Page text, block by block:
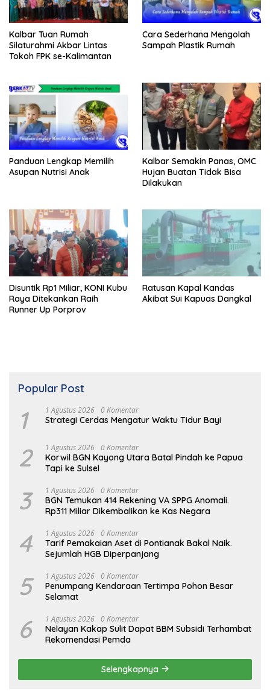
Kalbar Tuan Rumah
Silaturahmi Akbar Lintas
Tokoh FPK se-Kalimantan
Cara Sederhana Mengolah
Sampah Plastik Rumah
Panduan Lengkap Memilih
Asupan Nutrisi Anak
Kalbar Semakin Panas, OMC
Hujan Buatan Tidak Bisa
Dilakukan
Disuntik Rp1 Miliar, KONI Kubu
Raya Ditekankan Raih
Runner Up Porprov
Ratusan Kapal Kandas
Akibat Sui Kapuas Dangkal
Popular Post
1 1 Agustus 2026 0 Komentar
Strategi Cerdas Mengatur Waktu Tidur Bayi
2 1 Agustus 2026 0 Komentar
Korwil BGN Kayong Utara Batal Pindah ke Papua
Tapi ke Sulsel
3 1 Agustus 2026 0 Komentar
BGN Temukan 414 Rekening VA SPPG Anomali.
Rp311 Miliar Dikembalikan ke Kas Negara
4 1 Agustus 2026 0 Komentar
Tarif Pemakaian Aset di Pontianak Bakal Naik.
Sejumlah HGB Diperpanjang
5 1 Agustus 2026 0 Komentar
Penumpang Kendaraan Tertimpa Pohon Besar
Selamat
6 1 Agustus 2026 0 Komentar
Nelayan Kakap Sulit Dapat BBM Subsidi Terhambat
Rekomendasi Pemda
Selengkapnya